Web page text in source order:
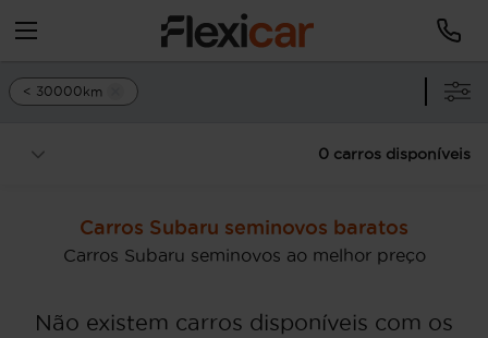
< 30000km
0 carros disponíveis
Carros Subaru seminovos baratos
Carros Subaru seminovos ao melhor preço
Não existem carros disponíveis com os